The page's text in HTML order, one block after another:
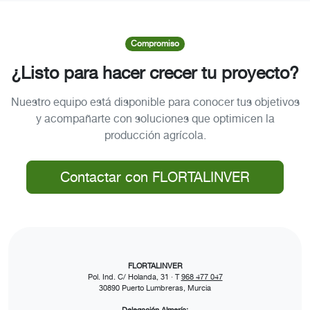
Compromiso
¿Listo para hacer crecer tu proyecto?
Nuestro equipo está disponible para conocer tus objetivos
y acompañarte con soluciones que optimicen la
producción agrícola.
Contactar con FLORTALINVER
FLORTALINVER
Pol. Ind. C/ Holanda, 31 · T968 477 047
30890 Puerto Lumbreras, Murcia